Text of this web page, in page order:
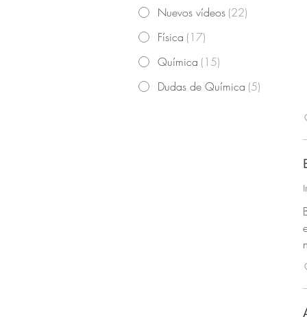
Nuevos vídeos (22)
Física (17)
Química (15)
Dudas de Química (5)